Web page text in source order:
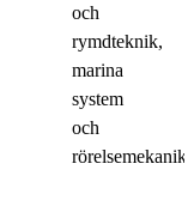
och
rymdteknik,
marina
system
och
rörelsemekanik